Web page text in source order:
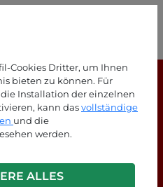
Cookies Dritter, um Ihnen
bieten zu können. Für
Installation der einzelnen
kann dasvollständige
und die
werden.
ALLES
Größe 36 und ist 165 cm groß.
FAQ-Seite an!